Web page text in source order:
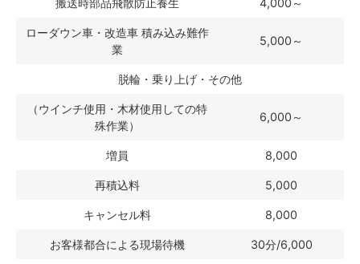
搬送時部品飛散防止養生 4,000～
ローダウン車・改造車 積み込み難作
業
5,000～
脱輪・乗り上げ・その他
（ウインチ使用・木材使用しての特
殊作業）
6,000～
増員 8,000
再積込料 5,000
キャンセル料 8,000
お客様都合による現場待機 30分/6,000